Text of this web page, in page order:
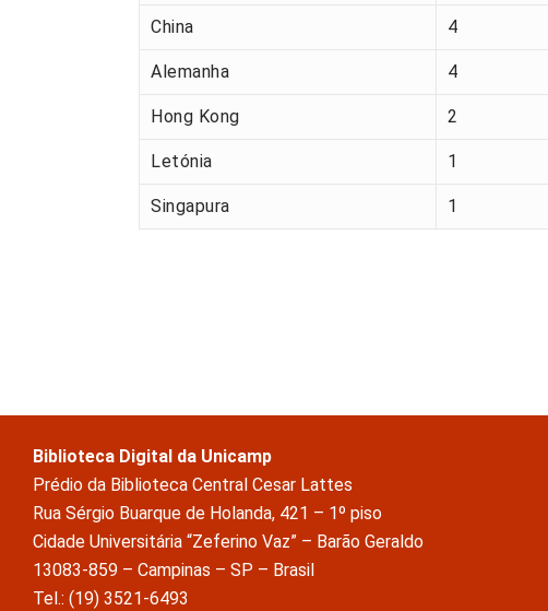
China 4
Alemanha 4
Hong Kong 2
Letónia 1
Singapura 1
Biblioteca Digital da Unicamp
Prédio da Biblioteca Central Cesar Lattes
Rua Sérgio Buarque de Holanda, 421 – 1º piso
Cidade Universitária “Zeferino Vaz” – Barão Geraldo
13083-859 – Campinas – SP – Brasil
Tel.: (19) 3521-6493